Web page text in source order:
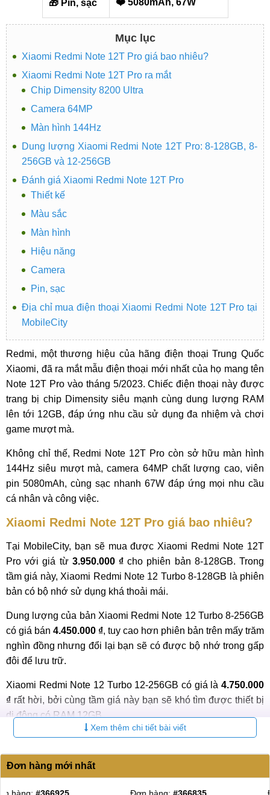
🎁 Pin, sạc ❤️ 5080mAh, 67W
Mục lục
Xiaomi Redmi Note 12T Pro giá bao nhiêu?
Xiaomi Redmi Note 12T Pro ra mắt
Chip Dimensity 8200 Ultra
Camera 64MP
Màn hình 144Hz
Dung lượng Xiaomi Redmi Note 12T Pro: 8-128GB, 8-
256GB và 12-256GB
Đánh giá Xiaomi Redmi Note 12T Pro
Thiết kế
Màu sắc
Màn hình
Hiệu năng
Camera
Pin, sạc
Địa chỉ mua điện thoại Xiaomi Redmi Note 12T Pro tại
MobileCity
Redmi, một thương hiệu của hãng điện thoại Trung Quốc
Xiaomi, đã ra mắt mẫu điện thoại mới nhất của họ mang tên
Note 12T Pro vào tháng 5/2023. Chiếc điện thoại này được
trang bị chip Dimensity siêu mạnh cùng dung lượng RAM
lên tới 12GB, đáp ứng nhu cầu sử dụng đa nhiệm và chơi
game mượt mà.
Không chỉ thế, Redmi Note 12T Pro còn sở hữu màn hình
144Hz siêu mượt mà, camera 64MP chất lượng cao, viên
pin 5080mAh, cùng sạc nhanh 67W đáp ứng mọi nhu cầu
cá nhân và công việc.
Xiaomi Redmi Note 12T Pro giá bao nhiêu?
Tại MobileCity, bạn sẽ mua được Xiaomi Redmi Note 12T
Pro với giá từ 3.950.000 ₫ cho phiên bản 8-128GB. Trong
tầm giá này, Xiaomi Redmi Note 12 Turbo 8-128GB là phiên
bản có bộ nhớ sử dụng khá thoải mái.
Dung lượng của bản Xiaomi Redmi Note 12 Turbo 8-256GB
có giá bán 4.450.000 ₫, tuy cao hơn phiên bản trên mấy trăm
nghìn đồng nhưng đổi lại bạn sẽ có được bộ nhớ trong gấp
đôi để lưu trữ.
Xiaomi Redmi Note 12 Turbo 12-256GB có giá là 4.750.000
₫ rất hời, bởi cùng tầm giá này bạn sẽ khó tìm được thiết bị
di động có RAM 12GB.
Bảng giá Xiaomi Redmi Note 12T Pro mới nhất 2026:
hành
Xem thêm chi tiết bài viết
Đơn hàng mới nhất